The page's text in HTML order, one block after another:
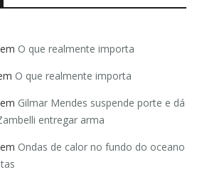
em O que realmente importa
O que realmente importa
em Gilmar Mendes suspende porte e dá
entregar arma
em Ondas de calor no fundo do oceano